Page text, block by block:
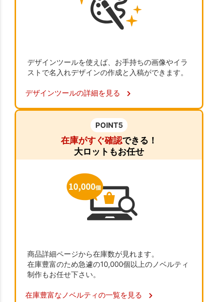
デザインツールを使えば、お手持ちの画像やイラ
ストで名入れデザインの作成と入稿ができます。
デザインツールの詳細を見る
POINT5
在庫がすぐ確認できる！
大ロットもお任せ
商品詳細ページから在庫数が見れます。
在庫豊富のため急遽の10,000個以上のノベルティ
制作もお任せ下さい。
在庫豊富なノベルティの一覧を見る